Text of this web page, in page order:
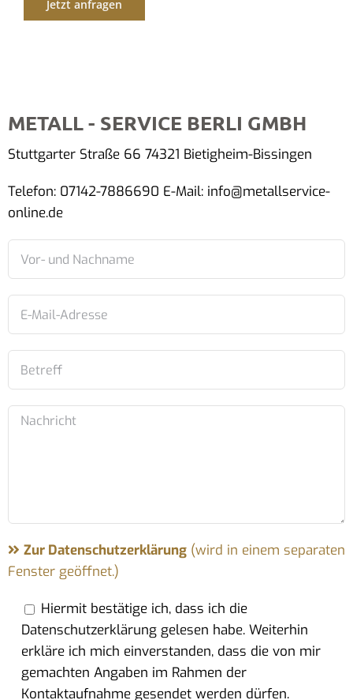
Jetzt anfragen
METALL - SERVICE BERLI GMBH
Stuttgarter Straße 66 74321 Bietigheim-Bissingen
Telefon: 07142-7886690 E-Mail: info@metallservice-
online.de
Zur Datenschutzerklärung(wird in einem separaten
Fenster geöffnet.)
Hiermit bestätige ich, dass ich die
Datenschutzerklärung gelesen habe. Weiterhin
erkläre ich mich einverstanden, dass die von mir
gemachten Angaben im Rahmen der
Kontaktaufnahme gesendet werden dürfen.